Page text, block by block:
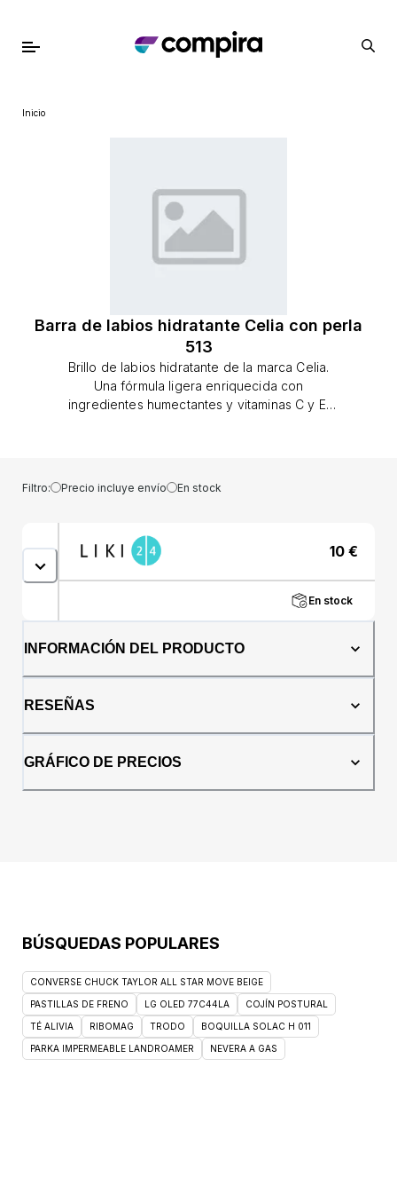
Inicio
Barra de labios hidratante Celia con perla
513
Brillo de labios hidratante de la marca Celia.
Una fórmula ligera enriquecida con
ingredientes humectantes y vitaminas C y E.
Filtro: Precio incluye envío En stock
10 €
En stock
INFORMACIÓN DEL PRODUCTO
RESEÑAS
GRÁFICO DE PRECIOS
BÚSQUEDAS POPULARES
CONVERSE CHUCK TAYLOR ALL STAR MOVE BEIGE
PASTILLAS DE FRENO LG OLED 77C44LA COJÍN POSTURAL
TÉ ALIVIA RIBOMAG TRODO BOQUILLA SOLAC H 011
PARKA IMPERMEABLE LANDROAMER NEVERA A GAS